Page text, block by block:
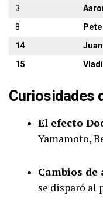
3
8
14
15
Curiosidades
El efecto
Yamamoto,
Cambios de
se disparó al